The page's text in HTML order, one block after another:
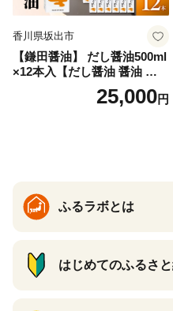
香川県坂出市
【鎌田醤油】 だし醤油500ml
×12本入【だし醤油 醤油 人気
おすすめ 人気だし醤油 出汁
25,000円
ふるラボとは
はじめてのふるさ